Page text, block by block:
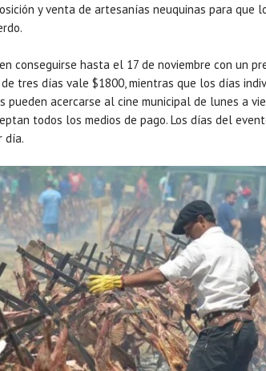
y venta de artesanías neuquinas para que
conseguirse hasta el 17 de noviembre con un
tres días vale $1800, mientras que los días
pueden acercarse al cine municipal de lunes a
todos los medios de pago. Los días del
día.